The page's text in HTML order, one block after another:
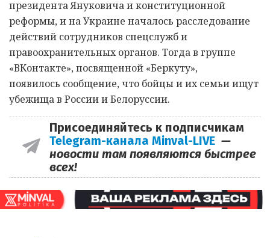
президента Януковича и конституционной
реформы, и на Украине началось расследование
действий сотрудников спецслужб и
правоохранительных органов. Тогда в группе
«ВКонтакте», посвященной «Беркуту»,
появилось сообщение, что бойцы и их семьи ищут
убежища в России и Белоруссии.
Присоединяйтесь к подписчикам
Telegram-канала Minval-LIVE —
новости там появляются быстрее
всех!